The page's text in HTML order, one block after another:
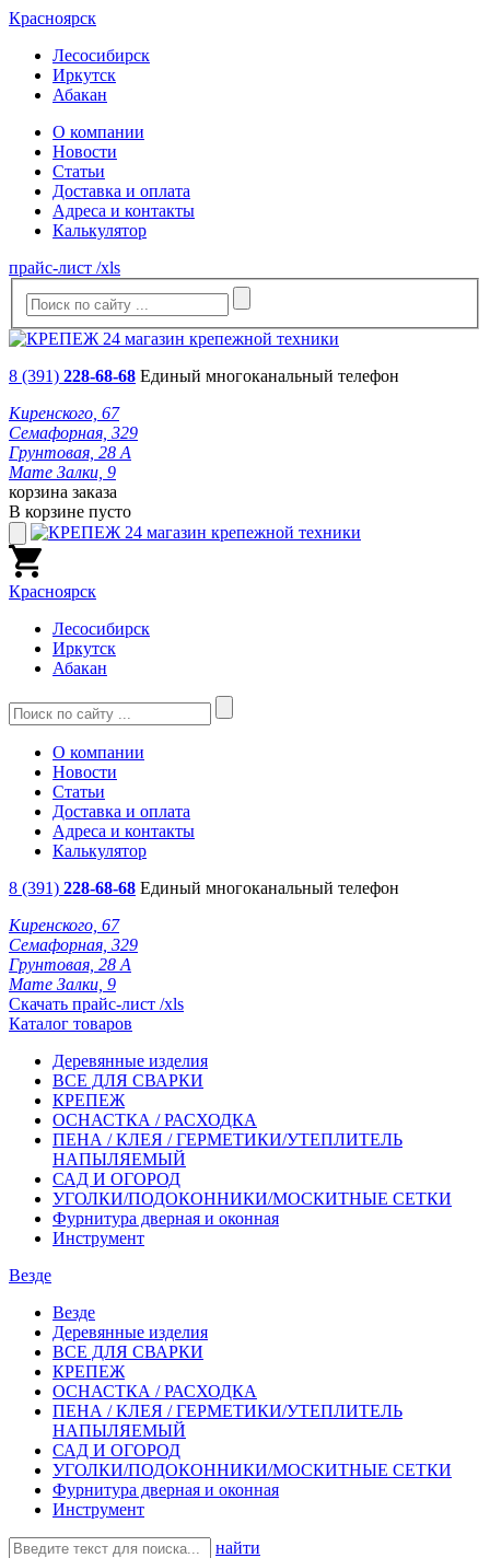
Красноярск
Лесосибирск
Иркутск
Абакан
О компании
Новости
Статьи
Доставка и оплата
Адреса и контакты
Калькулятор
прайс-лист /xls
8 (391) 228-68-68 Единый многоканальный телефон
Киренского, 67
Семафорная, 329
Грунтовая, 28 А
Мате Залки, 9
корзина заказа
В корзине пусто
Красноярск
Лесосибирск
Иркутск
Абакан
О компании
Новости
Статьи
Доставка и оплата
Адреса и контакты
Калькулятор
8 (391) 228-68-68 Единый многоканальный телефон
Киренского, 67
Семафорная, 329
Грунтовая, 28 А
Мате Залки, 9
Скачать прайс-лист /xls
Каталог товаров
Деревянные изделия
ВСЕ ДЛЯ СВАРКИ
КРЕПЕЖ
ОСНАСТКА / РАСХОДКА
ПЕНА / КЛЕЯ / ГЕРМЕТИКИ/УТЕПЛИТЕЛЬ
НАПЫЛЯЕМЫЙ
САД И ОГОРОД
УГОЛКИ/ПОДОКОННИКИ/МОСКИТНЫЕ СЕТКИ
Фурнитура дверная и оконная
Инструмент
Везде
Везде
Деревянные изделия
ВСЕ ДЛЯ СВАРКИ
КРЕПЕЖ
ОСНАСТКА / РАСХОДКА
ПЕНА / КЛЕЯ / ГЕРМЕТИКИ/УТЕПЛИТЕЛЬ
НАПЫЛЯЕМЫЙ
САД И ОГОРОД
УГОЛКИ/ПОДОКОННИКИ/МОСКИТНЫЕ СЕТКИ
Фурнитура дверная и оконная
Инструмент
найти